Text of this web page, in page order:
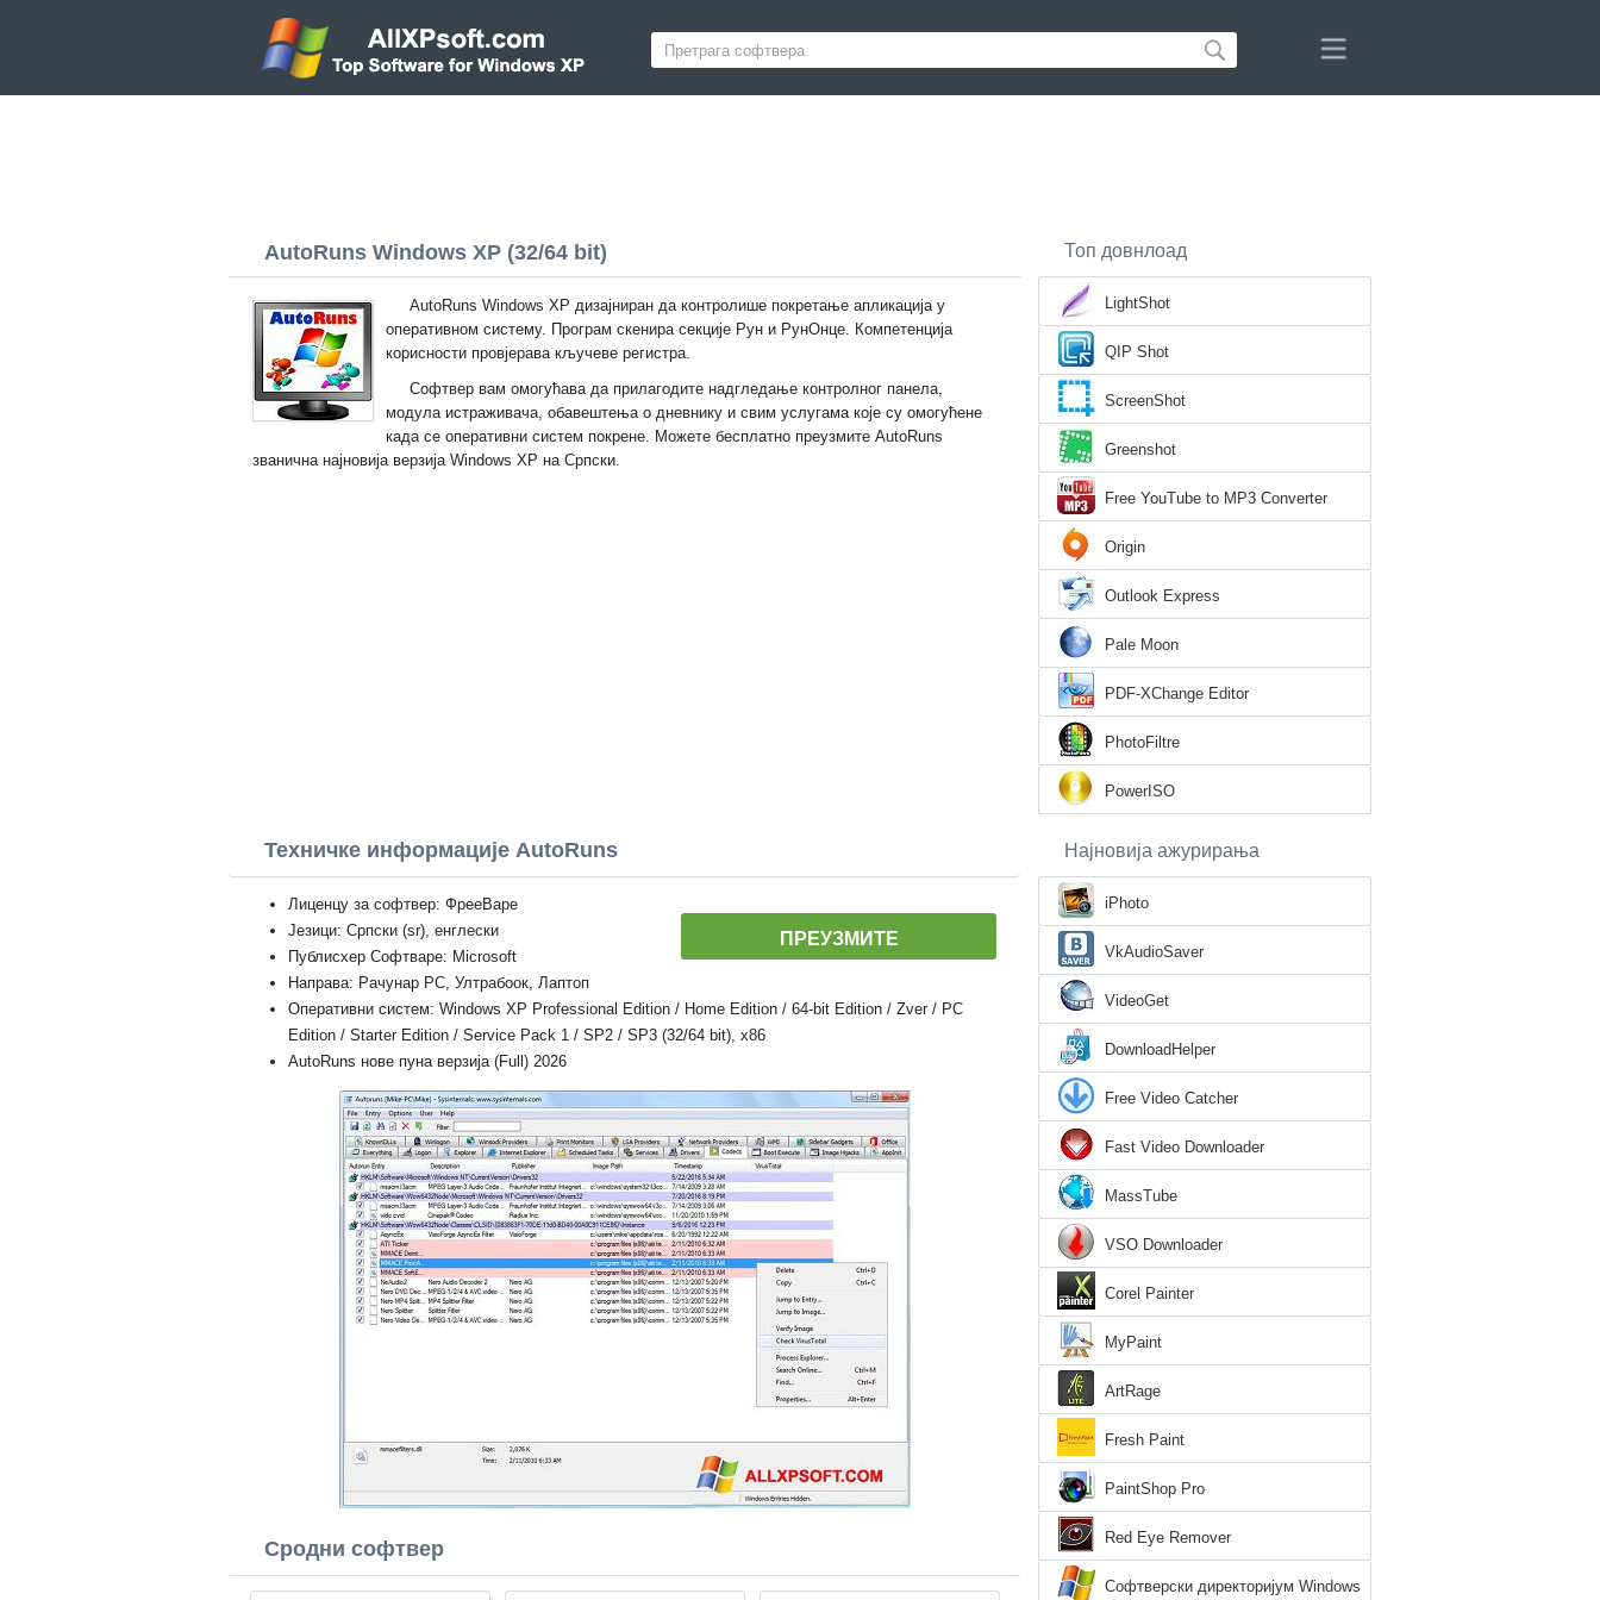
AutoRuns Windows XP (32/64 bit)
AutoRuns Windows XP дизајниран да контролише покретање апликација у
оперативном систему. Програм скенира секције Рун и РунОнце. Компетенција
корисности провјерава кључеве регистра.
Софтвер вам омогућава да прилагодите надгледање контролног панела,
модула истраживача, обавештења о дневнику и свим услугама које су омогућене
када се оперативни систем покрене. Можете бесплатно преузмите AutoRuns
званична најновија верзија Windows XP на Српски.
Техничке информације AutoRuns
ПРЕУЗМИТЕ
Лиценцу за софтвер: ФрееВаре
Језици: Српски (sr), енглески
Публисхер Софтваре: Microsoft
Направа: Рачунар PC, Ултрабоок, Лаптоп
Оперативни систем: Windows XP Professional Edition / Home Edition / 64-bit Edition / Zver / PC
Edition / Starter Edition / Service Pack 1 / SP2 / SP3 (32/64 bit), x86
AutoRuns нове пуна верзија (Full) 2026
Сродни софтвер
Топ довнлоад
LightShot
QIP Shot
ScreenShot
Greenshot
Free YouTube to MP3 Converter
Origin
Outlook Express
Pale Moon
PDF-XChange Editor
PhotoFiltre
PowerISO
Најновија ажурирања
iPhoto
VkAudioSaver
VideoGet
DownloadHelper
Free Video Catcher
Fast Video Downloader
MassTube
VSO Downloader
Corel Painter
MyPaint
ArtRage
Fresh Paint
PaintShop Pro
Red Eye Remover
Софтверски директоријум Windows